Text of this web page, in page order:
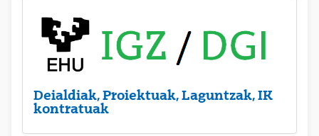
Deialdiak, Proiektuak, Laguntzak, IK
kontratuak